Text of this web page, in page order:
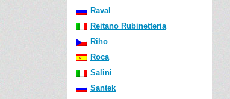
Raval
Reitano Rubinetteria
Riho
Roca
Salini
Santek